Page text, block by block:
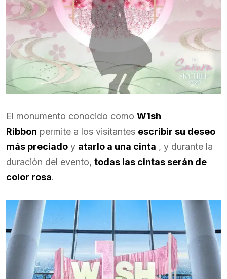
El monumento conocido como W1sh
Ribbon permite a los visitantes escribir su deseo
más preciado y atarlo a una cinta , y durante la
duración del evento, todas las cintas serán de
color rosa.